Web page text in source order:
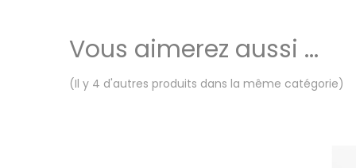
Vous aimerez aussi ...
(Il y 4 d'autres produits dans la même catégorie)